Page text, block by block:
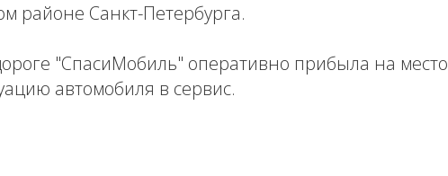
районе Санкт-Петербурга.
"СпасиМобиль" оперативно прибыла на место
автомобиля в сервис.